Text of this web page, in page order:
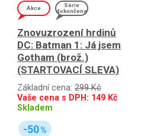
Akce
Série
dokončena
Znovuzrození hrdinů
DC: Batman 1: Já jsem
Gotham (brož.)
(STARTOVACÍ SLEVA)
Základní cena: 299 Kč
Vaše cena s DPH: 149 Kč
Skladem
-50%